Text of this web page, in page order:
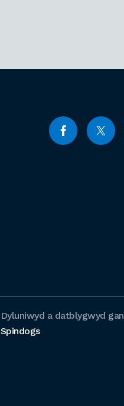
Dyluniwyd a datblygwyd gan
Spindogs